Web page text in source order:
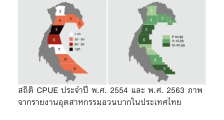
สถิติ CPUE ประจำปี พ.ศ. 2554 และ พ.ศ. 2563 ภาพ
จากรายงานอุตสาหกรรมอวนบากในประเทศไทย